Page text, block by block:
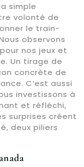
simple
volonté de
le train-
observons
nos jeux et
Un tirage de
concrète de
C’est aussi
investissons à
et réfléchi,
surprises créent
deux piliers